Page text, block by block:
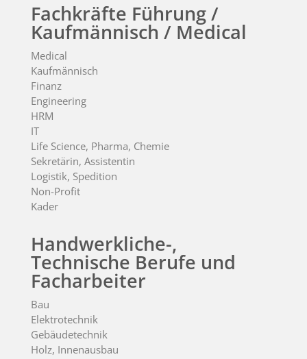
Fachkräfte Führung /
Kaufmännisch / Medical
Medical
Kaufmännisch
Finanz
Engineering
HRM
IT
Life Science, Pharma, Chemie
Sekretärin, Assistentin
Logistik, Spedition
Non-Profit
Kader
Handwerkliche-,
Technische Berufe und
Facharbeiter
Bau
Elektrotechnik
Gebäudetechnik
Holz, Innenausbau